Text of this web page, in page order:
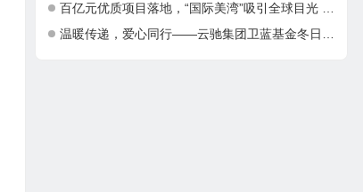
百亿元优质项目落地，“国际美湾”吸引全球目光 ——第三届广州国际美妆周开幕，千亿产业集群加速全球化布局
温暖传递，爱心同行——云驰集团卫蓝基金冬日公益捐赠行动